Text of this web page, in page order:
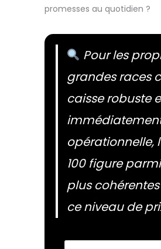
promesses au quotidien ?
Pour les
grandes races
caisse robuste
opérationnelle,
100 figure
plus
ce niveau de